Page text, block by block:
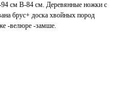
см В-84 см. Деревянные ножки с
брус+ доска хвойных пород
-велюре -замше.